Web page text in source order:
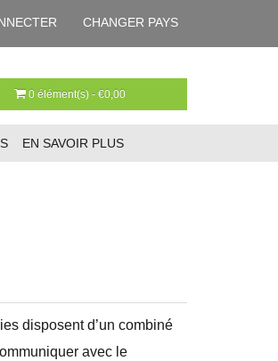
CHANGER PAYS
0 élément(s) - €0,00
EN SAVOIR PLUS
disposent d’un combiné
avec le